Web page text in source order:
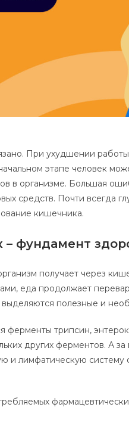
При ухудшении
этапе человек
в организме. Большая
средств. Почти всегда
кишечника.
– фундамент
получает через
еда продолжает
полезные и
ферменты трипсин,
других ферментов. А
и лимфатическую